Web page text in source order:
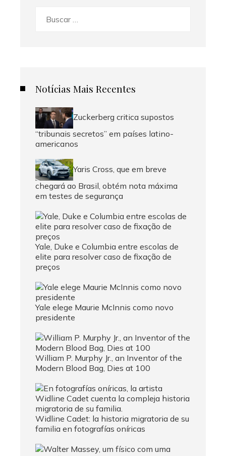
Notícias Mais Recentes
Zuckerberg critica supostos
“tribunais secretos” em países latino-
americanos
Yaris Cross, que em breve
chegará ao Brasil, obtém nota máxima
em testes de segurança
Yale, Duke e Columbia entre escolas de
elite para resolver caso de fixação de
preços
Yale elege Maurie McInnis como novo
presidente
William P. Murphy Jr., an Inventor of the
Modern Blood Bag, Dies at 100
Widline Cadet: la historia migratoria de su
familia en fotografías oníricas